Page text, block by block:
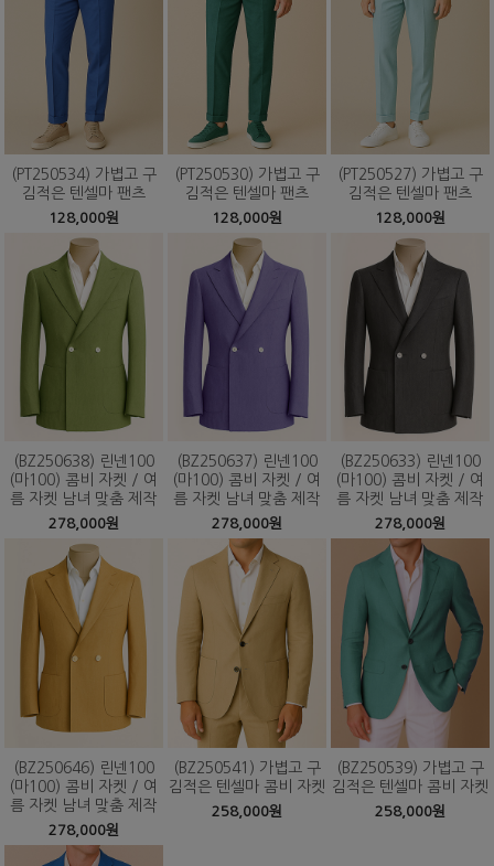
(PT250534) 가볍고 구
김적은 텐셀마 팬츠
128,000원
(PT250530) 가볍고 구
김적은 텐셀마 팬츠
128,000원
(PT250527) 가볍고 구
김적은 텐셀마 팬츠
128,000원
(BZ250638) 린넨100
(마100) 콤비 자켓 / 여
름 자켓 남녀 맞춤 제작
278,000원
(BZ250637) 린넨100
(마100) 콤비 자켓 / 여
름 자켓 남녀 맞춤 제작
278,000원
(BZ250633) 린넨100
(마100) 콤비 자켓 / 여
름 자켓 남녀 맞춤 제작
278,000원
(BZ250646) 린넨100
(마100) 콤비 자켓 / 여
름 자켓 남녀 맞춤 제작
278,000원
(BZ250541) 가볍고 구
김적은 텐셀마 콤비 자켓
258,000원
(BZ250539) 가볍고 구
김적은 텐셀마 콤비 자켓
258,000원